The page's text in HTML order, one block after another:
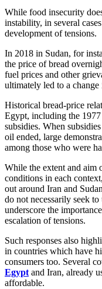
While food insecurity
instability, in several
development of tensions.
In 2018 in Sudan, for
the price of bread
fuel prices and other
ultimately led to a change
Historical bread-price
Egypt, including the
subsidies. When
oil ended, large
among those who were
While the extent and aim
conditions in each
out around Iran and
do not necessarily seek
underscore the
escalation of tensions.
Such responses also
in countries which have
consumers too. Several
Egypt and Iran, already
affordable.